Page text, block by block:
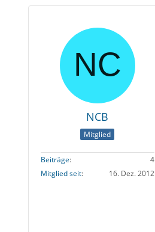
NCB
Mitglied
Beiträge
4
Mitglied seit
16. Dez. 2012